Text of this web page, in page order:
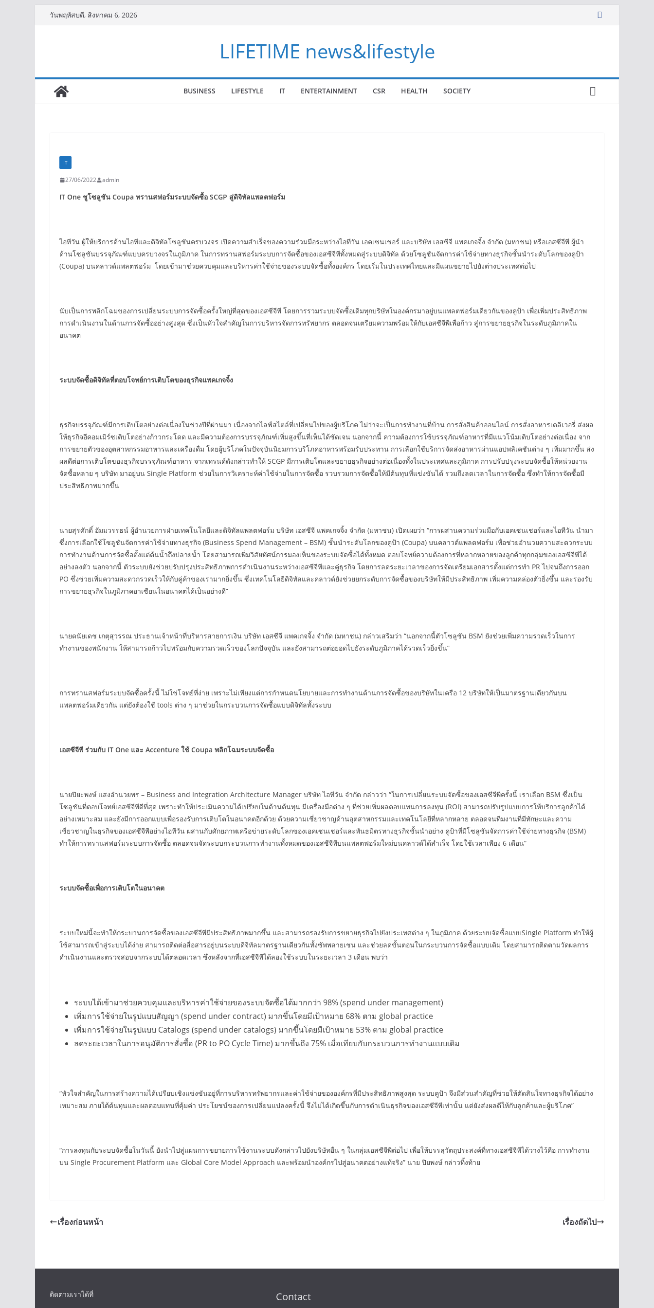
วันพฤหัสบดี, สิงหาคม 6, 2026
LIFETIME news&lifestyle
BUSINESS LIFESTYLE IT ENTERTAINMENT CSR HEALTH SOCIETY
IT
27/06/2022 admin
IT One ชูโซลูชัน Coupa ทรานสฟอร์มระบบจัดซื้อ SCGP สู่ดิจิทัลแพลตฟอร์ม
ไอทีวัน ผู้ให้บริการด้านไอทีและดิจิทัลโซลูชันครบวงจร เปิดความสำเร็จของความร่วมมือระหว่างไอทีวัน เอคเซนเชอร์ และบริษัท เอสซีจี แพคเกจจิ้ง จำกัด (มหาชน) หรือเอสซีจีพี ผู้นำ
ด้านโซลูชันบรรจุภัณฑ์แบบครบวงจรในภูมิภาค ในการทรานสฟอร์มระบบการจัดซื้อของเอสซีจีพีทั้งหมดสู่ระบบดิจิทัล ด้วยโซลูชันจัดการค่าใช้จ่ายทางธุรกิจชั้นนำระดับโลกของคูป้า
(Coupa) บนคลาวด์แพลตฟอร์ม โดยเข้ามาช่วยควบคุมและบริหารค่าใช้จ่ายของระบบจัดซื้อทั้งองค์กร โดยเริ่มในประเทศไทยและมีแผนขยายไปยังต่างประเทศต่อไป
นับเป็นการพลิกโฉมของการเปลี่ยนระบบการจัดซื้อครั้งใหญ่ที่สุดของเอสซีจีพี โดยการรวมระบบจัดซื้อเดิมทุกบริษัทในองค์กรมาอยู่บนแพลตฟอร์มเดียวกันของคูป้า เพื่อเพิ่มประสิทธิภาพ
การดำเนินงานในด้านการจัดซื้ออย่างสูงสุด ซึ่งเป็นหัวใจสำคัญในการบริหารจัดการทรัพยากร ตลอดจนเตรียมความพร้อมให้กับเอสซีจีพีเพื่อก้าว สู่การขยายธุรกิจในระดับภูมิภาคใน
อนาคต
ระบบจัดซื้อดิจิทัลที่ตอบโจทย์การเติบโตของธุรกิจแพคเกจจิ้ง
ธุรกิจบรรจุภัณฑ์มีการเติบโตอย่างต่อเนื่องในช่วงปีที่ผ่านมา เนื่องจากไลฟ์สไตล์ที่เปลี่ยนไปของผู้บริโภค ไม่ว่าจะเป็นการทำงานที่บ้าน การสั่งสินค้าออนไลน์ การสั่งอาหารเดลิเวอรี่ ส่งผล
ให้ธุรกิจอีคอมเมิร์ซเติบโตอย่างก้าวกระโดด และมีความต้องการบรรจุภัณฑ์เพิ่มสูงขึ้นที่เห็นได้ชัดเจน นอกจากนี้ ความต้องการใช้บรรจุภัณฑ์อาหารที่มีแนวโน้มเติบโตอย่างต่อเนื่อง จาก
การขยายตัวของอุตสาหกรรมอาหารและเครื่องดื่ม โดยผู้บริโภคในปัจจุบันนิยมการบริโภคอาหารพร้อมรับประทาน การเลือกใช้บริการจัดส่งอาหารผ่านแอปพลิเคชันต่าง ๆ เพิ่มมากขึ้น ส่ง
ผลดีต่อการเติบโตของธุรกิจบรรจุภัณฑ์อาหาร จากเทรนด์ดังกล่าวทำให้ SCGP มีการเติบโตและขยายธุรกิจอย่างต่อเนื่องทั้งในประเทศและภูมิภาค การปรับปรุงระบบจัดซื้อให้หน่วยงาน
จัดซื้อหลาย ๆ บริษัท มาอยู่บน Single Platform ช่วยในการวิเคราะห์ค่าใช้จ่ายในการจัดซื้อ รวบรวมการจัดซื้อให้มีต้นทุนที่แข่งขันได้ รวมถึงลดเวลาในการจัดซื้อ ซึ่งทำให้การจัดซื้อมี
ประสิทธิภาพมากขึ้น
นายสุรศักดิ์ อัมมวรรธน์ ผู้อำนวยการฝ่ายเทคโนโลยีและดิจิทัลแพลตฟอร์ม บริษัท เอสซีจี แพคเกจจิ้ง จำกัด (มหาชน) เปิดเผยว่า “การผสานความร่วมมือกับเอคเซนเชอร์และไอทีวัน นำมา
ซึ่งการเลือกใช้โซลูชันจัดการค่าใช้จ่ายทางธุรกิจ (Business Spend Management – BSM) ชั้นนำระดับโลกของคูป้า (Coupa) บนคลาวด์แพลตฟอร์ม เพื่อช่วยอำนวยความสะดวกระบบ
การทำงานด้านการจัดซื้อตั้งแต่ต้นน้ำถึงปลายน้ำ โดยสามารถเพิ่มวิสัยทัศน์การมองเห็นของระบบจัดซื้อได้ทั้งหมด ตอบโจทย์ความต้องการที่หลากหลายของลูกค้าทุกกลุ่มของเอสซีจีพีได้
อย่างลงตัว นอกจากนี้ ตัวระบบยังช่วยปรับปรุงประสิทธิภาพการดำเนินงานระหว่างเอสซีจีพีและคู่ธุรกิจ โดยการลดระยะเวลาของการจัดเตรียมเอกสารตั้งแต่การทำ PR ไปจนถึงการออก
PO ซึ่งช่วยเพิ่มความสะดวกรวดเร็วให้กับคู่ค้าของเรามากยิ่งขึ้น ซึ่งเทคโนโลยีดิจิทัลและคลาวด์ยังช่วยยกระดับการจัดซื้อของบริษัทให้มีประสิทธิภาพ เพิ่มความคล่องตัวยิ่งขึ้น และรองรับ
การขยายธุรกิจในภูมิภาคอาเซียนในอนาคตได้เป็นอย่างดี”
นายดนัยเดช เกตุสุวรรณ ประธานเจ้าหน้าที่บริหารสายการเงิน บริษัท เอสซีจี แพคเกจจิ้ง จำกัด (มหาชน) กล่าวเสริมว่า “นอกจากนี้ตัวโซลูชัน BSM ยังช่วยเพิ่มความรวดเร็วในการ
ทำงานของพนักงาน ให้สามารถก้าวไปพร้อมกับความรวดเร็วของโลกปัจจุบัน และยังสามารถต่อยอดไปยังระดับภูมิภาคได้รวดเร็วยิ่งขึ้น”
การทรานสฟอร์มระบบจัดซื้อครั้งนี้ ไม่ใช่โจทย์ที่ง่าย เพราะไม่เพียงแต่การกำหนดนโยบายและการทำงานด้านการจัดซื้อของบริษัทในเครือ 12 บริษัทให้เป็นมาตรฐานเดียวกันบน
แพลตฟอร์มเดียวกัน แต่ยังต้องใช้ tools ต่าง ๆ มาช่วยในกระบวนการจัดซื้อแบบดิจิทัลทั้งระบบ
เอสซีจีพี ร่วมกับ IT One และ Accenture ใช้ Coupa พลิกโฉมระบบจัดซื้อ
นายปิยะพงษ์ แสงอำนวยพร – Business and Integration Architecture Manager บริษัท ไอทีวัน จำกัด กล่าวว่า “ในการเปลี่ยนระบบจัดซื้อของเอสซีจีพีครั้งนี้ เราเลือก BSM ซึ่งเป็น
โซลูชันที่ตอบโจทย์เอสซีจีพีดีที่สุด เพราะทำให้ประเมินความได้เปรียบในด้านต้นทุน มีเครื่องมือต่าง ๆ ที่ช่วยเพิ่มผลตอบแทนการลงทุน (ROI) สามารถปรับรูปแบบการให้บริการลูกค้าได้
อย่างเหมาะสม และยังมีการออกแบบเพื่อรองรับการเติบโตในอนาคตอีกด้วย ด้วยความเชี่ยวชาญด้านอุตสาหกรรมและเทคโนโลยีที่หลากหลาย ตลอดจนทีมงานที่มีทักษะและความ
เชี่ยวชาญในธุรกิจของเอสซีจีพีอย่างไอทีวัน ผสานกับศักยภาพเครือข่ายระดับโลกของเอคเซนเชอร์และพันธมิตรทางธุรกิจชั้นนำอย่าง คูป้าที่มีโซลูชันจัดการค่าใช้จ่ายทางธุรกิจ (BSM)
ทำให้การทรานสฟอร์มระบบการจัดซื้อ ตลอดจนจัดระบบกระบวนการทำงานทั้งหมดของเอสซีจีพีบนแพลตฟอร์มใหม่บนคลาวด์ได้สำเร็จ โดยใช้เวลาเพียง 6 เดือน”
ระบบจัดซื้อเพื่อการเติบโตในอนาคต
ระบบใหม่นี้จะทำให้กระบวนการจัดซื้อของเอสซีจีพีมีประสิทธิภาพมากขึ้น และสามารถรองรับการขยายธุรกิจไปยังประเทศต่าง ๆ ในภูมิภาค ด้วยระบบจัดซื้อแบบSingle Platform ทำให้ผู้
ใช้สามารถเข้าสู่ระบบได้ง่าย สามารถติดต่อสื่อสารอยู่บนระบบดิจิทัลมาตรฐานเดียวกันทั้งซัพพลายเชน และช่วยลดขั้นตอนในกระบวนการจัดซื้อแบบเดิม โดยสามารถติดตามวัดผลการ
ดำเนินงานและตรวจสอบจากระบบได้ตลอดเวลา ซึ่งหลังจากที่เอสซีจีพีได้ลองใช้ระบบในระยะเวลา 3 เดือน พบว่า
ระบบได้เข้ามาช่วยควบคุมและบริหารค่าใช้จ่ายของระบบจัดซื้อได้มากกว่า 98% (spend under management)
เพิ่มการใช้จ่ายในรูปแบบสัญญา (spend under contract) มากขึ้นโดยมีเป้าหมาย 68% ตาม global practice
เพิ่มการใช้จ่ายในรูปแบบ Catalogs (spend under catalogs) มากขึ้นโดยมีเป้าหมาย 53% ตาม global practice
ลดระยะเวลาในการอนุมัติการสั่งซื้อ (PR to PO Cycle Time) มากขึ้นถึง 75% เมื่อเทียบกับกระบวนการทำงานแบบเดิม
“หัวใจสำคัญในการสร้างความได้เปรียบเชิงแข่งขันอยู่ที่การบริหารทรัพยากรและค่าใช้จ่ายขององค์กรที่มีประสิทธิภาพสูงสุด ระบบคูป้า จึงมีส่วนสำคัญที่ช่วยให้ตัดสินใจทางธุรกิจได้อย่าง
เหมาะสม ภายใต้ต้นทุนและผลตอบแทนที่คุ้มค่า ประโยชน์ของการเปลี่ยนแปลงครั้งนี้ จึงไม่ได้เกิดขึ้นกับการดำเนินธุรกิจของเอสซีจีพีเท่านั้น แต่ยังส่งผลดีให้กับลูกค้าและผู้บริโภค”
“การลงทุนกับระบบจัดซื้อในวันนี้ ยังนำไปสู่แผนการขยายการใช้งานระบบดังกล่าวไปยังบริษัทอื่น ๆ ในกลุ่มเอสซีจีพีต่อไป เพื่อให้บรรลุวัตถุประสงค์ที่ทางเอสซีจีพีได้วางไว้คือ การทำงาน
บน Single Procurement Platform และ Global Core Model Approach และพร้อมนำองค์กรไปสู่อนาคตอย่างแท้จริง” นาย ปิยพงษ์ กล่าวทิ้งท้าย
เรื่องก่อนหน้า เรื่องถัดไป
ติดตามเราได้ที่
Contact